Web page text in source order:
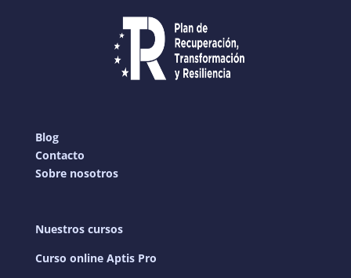
Blog
Contacto
Sobre nosotros
Nuestros cursos
Curso online Aptis Pro